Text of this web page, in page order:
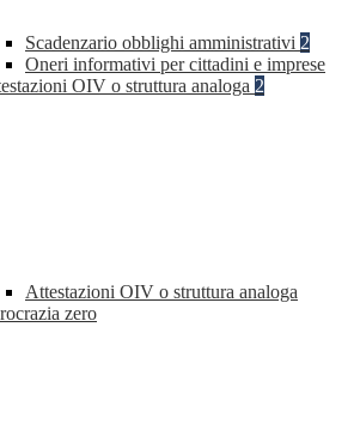
Scadenzario obblighi amministrativi 2
Oneri informativi per cittadini e imprese
OIV o struttura analoga 2
Attestazioni OIV o struttura analoga
zero